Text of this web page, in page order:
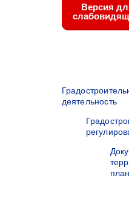
Версия
деятельность